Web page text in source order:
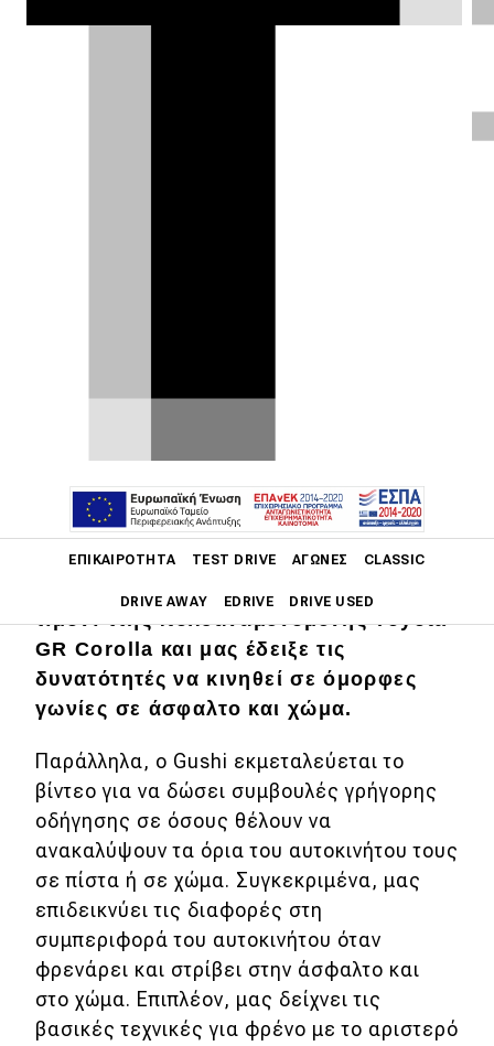
ΕΠΙΚΑΙΡΌΤΗΤΑ TEST DRIVE ΑΓΏΝΕΣ CLASSIC
DRIVE AWAY EDRIVE DRIVE USED
Main navigation
Επικαιρότητα
Πρωτότυπα
Ελλάδα
Κόσμος
Τεχνολογία
Ασφάλεια
Αγορά
Απόψεις
χώμα.
Ο οδηγός του πρωταθλήματος Formula
τιμόνι ττης πολυαναμενόμενης Toyota
GR Corolla και μας έδειξε τις
δυνατότητές να κινηθεί σε όμορφες
γωνίες σε άσφαλτο και χώμα.
Παράλληλα, ο Gushi εκμεταλεύεται το
βίντεο για να δώσει συμβουλές γρήγορης
οδήγησης σε όσους θέλουν να
ανακαλύψουν τα όρια του αυτοκινήτου τους
σε πίστα ή σε χώμα. Συγκεκριμένα, μας
επιδεικνύει τις διαφορές στη
συμπεριφορά του αυτοκινήτου όταν
φρενάρει και στρίβει στην άσφαλτο και
στο χώμα. Επιπλέον, μας δείχνει τις
βασικές τεχνικές για φρένο με το αριστερό